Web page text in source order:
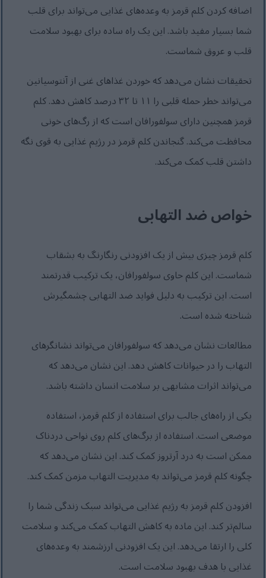
اضافه کردن کلم قرمز به وعده‌های غذایی می‌تواند برای قلب
شما بسیار مفید باشد. این یک راه ساده برای بهبود سلامت
قلب و عروق شماست.
تحقیقات نشان می‌دهد که خوردن غذاهای غنی از آنتوسیانین
می‌تواند خطر حمله قلبی را ۱۱ تا ۳۲ درصد کاهش دهد. کلم
قرمز همچنین دارای سولفورافان است که از رگ‌های خونی
محافظت می‌کند. گنجاندن کلم قرمز در رژیم غذایی به قوی نگه
داشتن قلب کمک می‌کند.
خواص ضد التهابی
کلم قرمز چیزی بیش از یک افزودنی رنگارنگ به بشقاب
شماست. این کلم حاوی سولفورافان، یک ترکیب قدرتمند
است. این ترکیب به دلیل فواید ضد التهابی چشمگیرش
شناخته شده است.
مطالعات نشان می‌دهد که سولفورافان می‌تواند نشانگرهای
التهاب را در حیوانات کاهش دهد. این نشان می‌دهد که
می‌تواند اثرات مشابهی بر سلامت انسان داشته باشد.
یکی از راه‌های جالب برای استفاده از کلم قرمز، استفاده
موضعی است. استفاده از برگ‌های کلم روی نواحی دردناک
ممکن است به درد آرتروز کمک کند. این نشان می‌دهد که
چگونه کلم قرمز می‌تواند به مدیریت التهاب مزمن کمک کند.
افزودن کلم قرمز به رژیم غذایی می‌تواند سبک زندگی شما را
سالم‌تر کند. این ماده به کاهش التهاب کمک می‌کند و سلامت
کلی را ارتقا می‌دهد. این یک افزودنی ارزشمند به وعده‌های
غذایی با هدف بهبود سلامت است.